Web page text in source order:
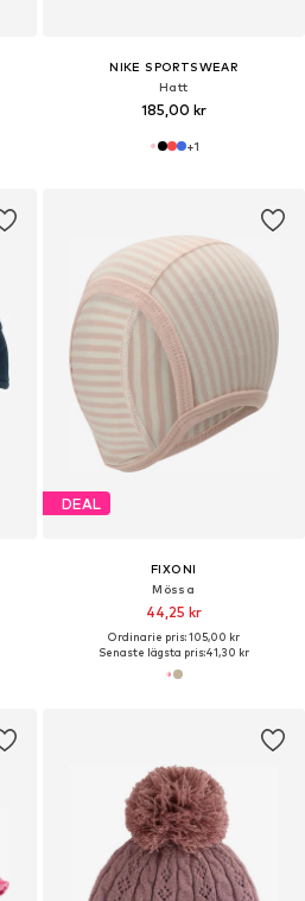
NIKE SPORTSWEAR
Hatt
185,00 kr
+1
DEAL
FIXONI
Mössa
44,25 kr
Ordinarie pris: 105,00 kr
Senaste lägsta pris:41,30 kr